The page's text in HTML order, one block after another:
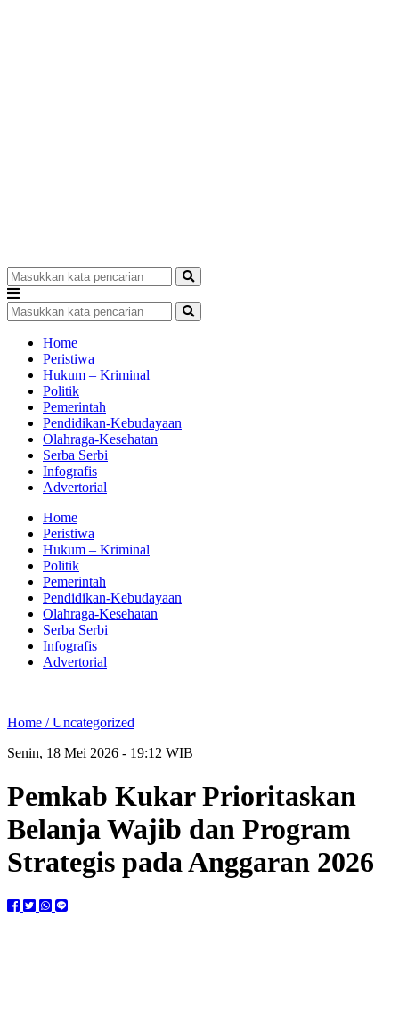
Home
Peristiwa
Hukum – Kriminal
Politik
Pemerintah
Pendidikan-Kebudayaan
Olahraga-Kesehatan
Serba Serbi
Infografis
Advertorial
Home
Peristiwa
Hukum – Kriminal
Politik
Pemerintah
Pendidikan-Kebudayaan
Olahraga-Kesehatan
Serba Serbi
Infografis
Advertorial
Home /Uncategorized
Senin, 18 Mei 2026 - 19:12 WIB
Pemkab Kukar Prioritaskan
Belanja Wajib dan Program
Strategis pada Anggaran 2026